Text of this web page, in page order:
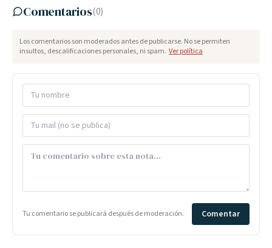
Comentarios(0)
Los comentarios son moderados antes de publicarse. No se permiten
insultos, descalificaciones personales, ni spam. Ver política
Tu comentario se publicará después de moderación. Comentar